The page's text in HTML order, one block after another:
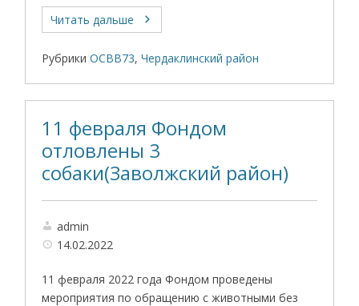
Читать дальше
Рубрики ОСВВ73,Чердаклинский район
11 февраля Фондом
отловлены 3
собаки(Заволжский район)
admin
14.02.2022
11 февраля 2022 года Фондом проведены
мероприятия по обращению с животными без